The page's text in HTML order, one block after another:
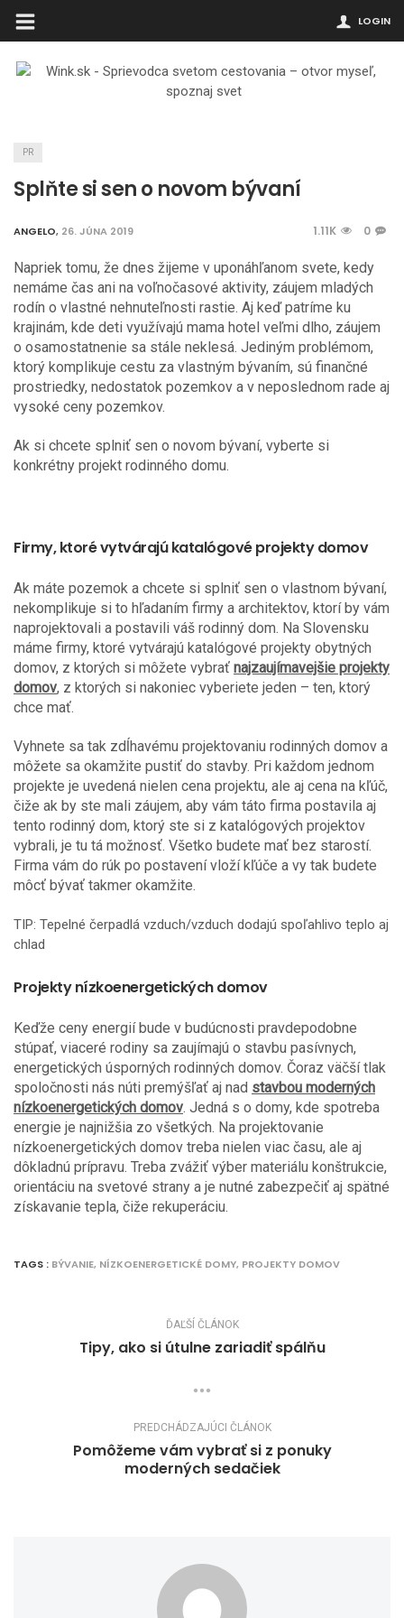
LOGIN
PR
Splňte si sen o novom bývaní
ANGELO, 26. JÚNA 2019 1.11K 0
Napriek tomu, že dnes žijeme v uponáhľanom svete, kedy
nemáme čas ani na voľnočasové aktivity, záujem mladých
rodín o vlastné nehnuteľnosti rastie. Aj keď patríme ku
krajinám, kde deti využívajú mama hotel veľmi dlho, záujem
o osamostatnenie sa stále neklesá. Jediným problémom,
ktorý komplikuje cestu za vlastným bývaním, sú finančné
prostriedky, nedostatok pozemkov a v neposlednom rade aj
vysoké ceny pozemkov.
Ak si chcete splniť sen o novom bývaní, vyberte si
konkrétny projekt rodinného domu.
Firmy, ktoré vytvárajú katalógové projekty domov
Ak máte pozemok a chcete si splniť sen o vlastnom bývaní,
nekomplikuje si to hľadaním firmy a architektov, ktorí by vám
naprojektovali a postavili váš rodinný dom. Na Slovensku
máme firmy, ktoré vytvárajú katalógové projekty obytných
domov, z ktorých si môžete vybrať najzaujímavejšie projekty
domov, z ktorých si nakoniec vyberiete jeden – ten, ktorý
chce mať.
Vyhnete sa tak zdĺhavému projektovaniu rodinných domov a
môžete sa okamžite pustiť do stavby. Pri každom jednom
projekte je uvedená nielen cena projektu, ale aj cena na kľúč,
čiže ak by ste mali záujem, aby vám táto firma postavila aj
tento rodinný dom, ktorý ste si z katalógových projektov
vybrali, je tu tá možnosť. Všetko budete mať bez starostí.
Firma vám do rúk po postavení vloží kľúče a vy tak budete
môcť bývať takmer okamžite.
TIP: Tepelné čerpadlá vzduch/vzduch dodajú spoľahlivo teplo aj
chlad
Projekty nízkoenergetických domov
Keďže ceny energií bude v budúcnosti pravdepodobne
stúpať, viaceré rodiny sa zaujímajú o stavbu pasívnych,
energetických úsporných rodinných domov. Čoraz väčší tlak
spoločnosti nás núti premýšľať aj nad stavbou moderných
nízkoenergetických domov. Jedná s o domy, kde spotreba
energie je najnižšia zo všetkých. Na projektovanie
nízkoenergetických domov treba nielen viac času, ale aj
dôkladnú prípravu. Treba zvážiť výber materiálu konštrukcie,
orientáciu na svetové strany a je nutné zabezpečiť aj spätné
získavanie tepla, čiže rekuperáciu.
TAGS : BÝVANIE, NÍZKOENERGETICKÉ DOMY, PROJEKTY DOMOV
ĎAĽŠÍ ČLÁNOK
Tipy, ako si útulne zariadiť spálňu
PREDCHÁDZAJÚCI ČLÁNOK
Pomôžeme vám vybrať si z ponuky
moderných sedačiek